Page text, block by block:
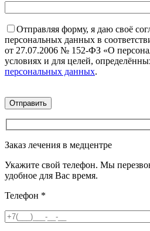
Отправляя форму, я даю своё
персональных данных в
от 27.07.2006 № 152-ФЗ «О
условиях и для целей,
персональных данных.
Заказ лечения в медцентре
Укажите свой телефон. Мы
удобное для Вас время.
Телефон *